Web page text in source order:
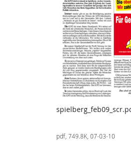
pdf, 749.8K, 07-03-10